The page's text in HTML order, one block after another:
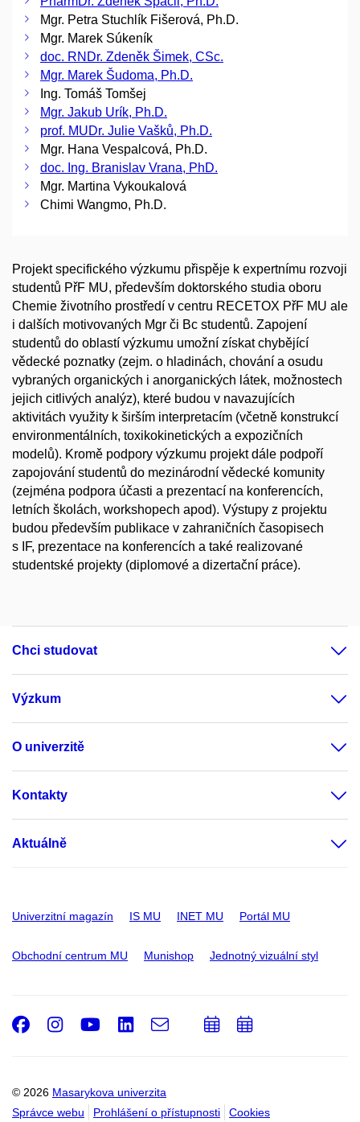
Mgr. Petra Stuchlík Fišerová, Ph.D.
Mgr. Marek Súkeník
doc. RNDr. Zdeněk Šimek, CSc.
Mgr. Marek Šudoma, Ph.D.
Ing. Tomáš Tomšej
Mgr. Jakub Urík, Ph.D.
prof. MUDr. Julie Vašků, Ph.D.
Mgr. Hana Vespalcová, Ph.D.
doc. Ing. Branislav Vrana, PhD.
Mgr. Martina Vykoukalová
Chimi Wangmo, Ph.D.
Projekt specifického výzkumu přispěje k expertnímu rozvoji
studentů PřF MU, především doktorského studia oboru
Chemie životního prostředí v centru RECETOX PřF MU ale
i dalších motivovaných Mgr či Bc studentů. Zapojení
studentů do oblastí výzkumu umožní získat chybějící
vědecké poznatky (zejm. o hladinách, chování a osudu
vybraných organických i anorganických látek, možnostech
jejich citlivých analýz), které budou v navazujících
aktivitách využity k širším interpretacím (včetně konstrukcí
environmentálních, toxikokinetických a expozičních
modelů). Kromě podpory výzkumu projekt dále podpoří
zapojování studentů do mezinárodní vědecké komunity
(zejména podpora účasti a prezentací na konferencích,
letních školách, workshopech apod). Výstupy z projektu
budou především publikace v zahraničních časopisech
s IF, prezentace na konferencích a také realizované
studentské projekty (diplomové a dizertační práce).
Chci studovat
Výzkum
O univerzitě
Kontakty
Aktuálně
Univerzitní magazín IS MU INET MU Portál MU
Obchodní centrum MU Munishop Jednotný vizuální styl
© 2026 Masarykova univerzita
Správce webu
Prohlášení o přístupnosti Cookies
Facebook
Instagram
Youtube
LinkedIn
e-
PřidatPřidat